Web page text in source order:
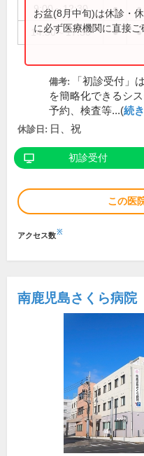
9:00～12:30 ● ●
14:30～17:30 ● ●
お盆(8月中旬)は休診・
に必ず医療機関に直接ご
備考:
「初診受付」
を簡略化できるシ
予約、検査等...(続
休診日: 日、祝
初診受付
この医
アクセス数※
南鹿児島さくら病院